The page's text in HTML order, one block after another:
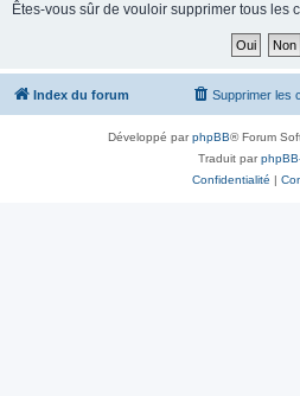
Êtes-vous sûr de vouloir supprimer tous les
Index du forum Supprimer les
Développé parphpBB® Forum
Traduit par
Confidentialité